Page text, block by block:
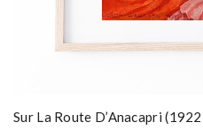
Sur La Route D’Anacapri